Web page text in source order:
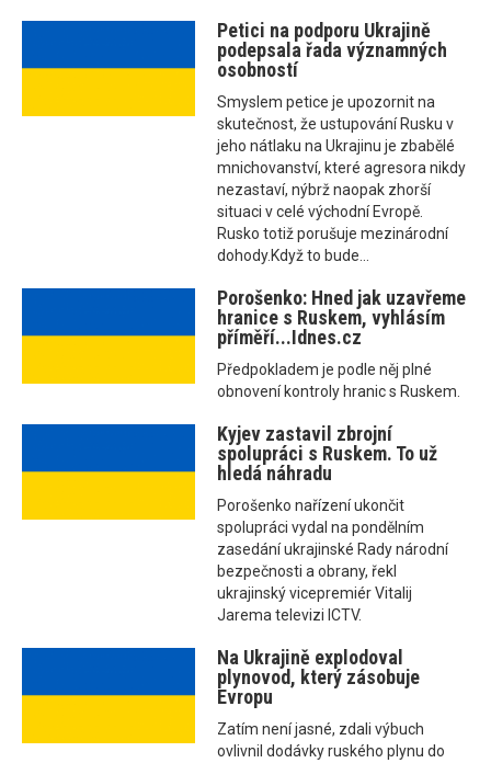
Petici na podporu Ukrajině
podepsala řada významných
osobností
Smyslem petice je upozornit na
skutečnost, že ustupování Rusku v
jeho nátlaku na Ukrajinu je zbabělé
mnichovanství, které agresora nikdy
nezastaví, nýbrž naopak zhorší
situaci v celé východní Evropě.
Rusko totiž porušuje mezinárodní
dohody.Když to bude...
Porošenko: Hned jak uzavřeme
hranice s Ruskem, vyhlásím
příměří...Idnes.cz
Předpokladem je podle něj plné
obnovení kontroly hranic s Ruskem.
Kyjev zastavil zbrojní
spolupráci s Ruskem. To už
hledá náhradu
Porošenko nařízení ukončit
spolupráci vydal na pondělním
zasedání ukrajinské Rady národní
bezpečnosti a obrany, řekl
ukrajinský vicepremiér Vitalij
Jarema televizi ICTV.
Na Ukrajině explodoval
plynovod, který zásobuje
Evropu
Zatím není jasné, zdali výbuch
ovlivnil dodávky ruského plynu do